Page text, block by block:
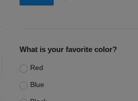
What is your favorite color?
Red
Blue